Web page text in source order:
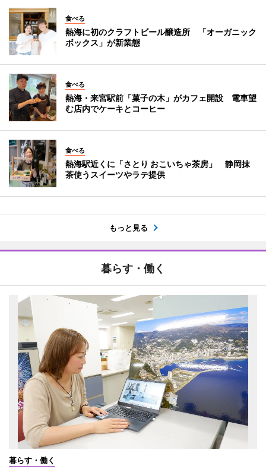
食べる
熱海に初のクラフトビール醸造所 「オーガニック
ボックス」が新業態
食べる
熱海・来宮駅前「菓子の木」がカフェ開設 電車望
む店内でケーキとコーヒー
食べる
熱海駅近くに「さとり おこいちゃ茶房」 静岡抹
茶使うスイーツやラテ提供
もっと見る
暮らす・働く
暮らす・働く